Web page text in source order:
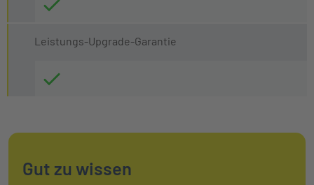
Leistungs-Upgrade-Garantie
Gut zu wissen